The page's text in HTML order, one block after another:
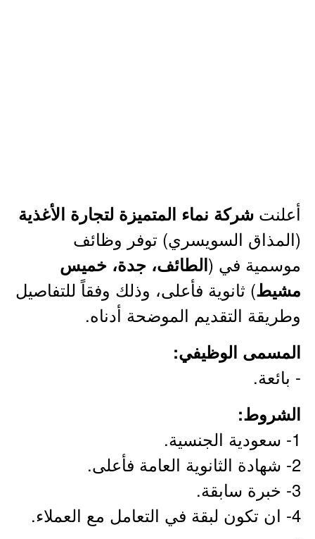
أعلنت شركة نماء المتميزة لتجارة الأغذية
(المذاق السويسري) توفر وظائف
موسمية في (الطائف، جدة، خميس
مشيط) ثانوية فأعلى، وذلك وفقاً للتفاصيل
وطريقة التقديم الموضحة أدناه.
المسمى الوظيفي:
- بائعة.
الشروط:
1- سعودية الجنسية.
2- شهادة الثانوية العامة فأعلى.
3- خبرة سابقة.
4- ان تكون لبقة في التعامل مع العملاء.